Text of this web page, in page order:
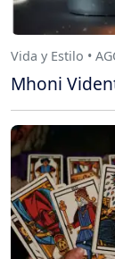
Vida y Estilo •
Mhoni